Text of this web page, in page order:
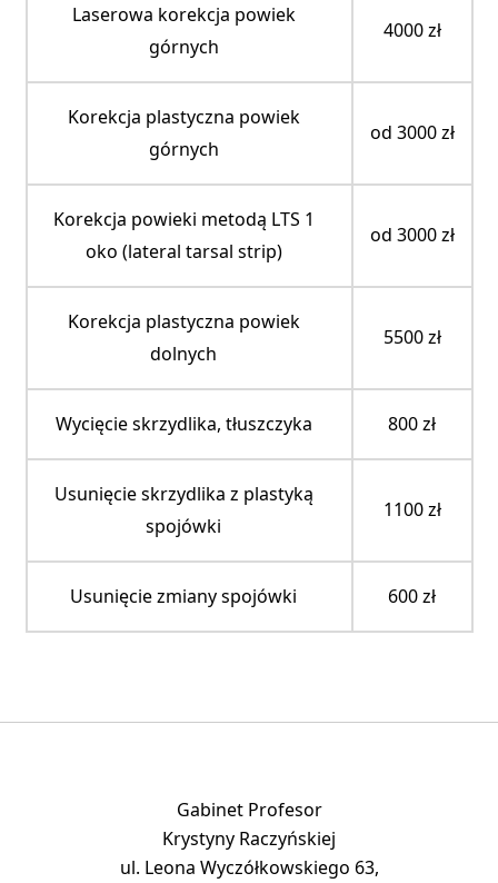
DLA PACJENTA
KONTAKT
Laserowa korekcja powiek
górnych
4000 zł
Korekcja plastyczna powiek
górnych
od 3000 zł
Korekcja powieki metodą LTS 1
oko (lateral tarsal strip)
od 3000 zł
Korekcja plastyczna powiek
dolnych
5500 zł
Wycięcie skrzydlika, tłuszczyka 800 zł
Usunięcie skrzydlika z plastyką
spojówki
1100 zł
Usunięcie zmiany spojówki 600 zł
Gabinet Profesor
Krystyny Raczyńskiej
ul. Leona Wyczółkowskiego 63,